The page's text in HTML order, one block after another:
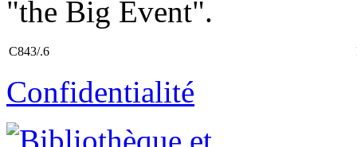
"the Big Event".
C843/.6
Confidentialité